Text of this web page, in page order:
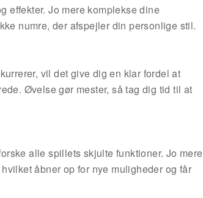
effekter. Jo mere komplekse dine
numre, der afspejler din personlige stil.
vil det give dig en klar fordel at
Øvelse gør mester, så tag dig tid til at
alle spillets skjulte funktioner. Jo mere
åbner op for nye muligheder og får